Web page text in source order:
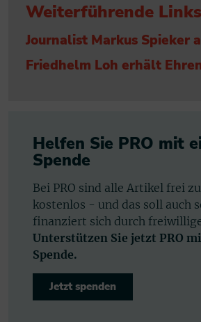
Weiterführende Links
Journalist Markus Spieker
Friedhelm Loh erhält
Helfen Sie PRO mit
Spende
Bei PRO sind alle Artikel frei
kostenlos - und das soll auch
finanziert sich durch
Unterstützen Sie jetzt PRO
Spende.
Jetzt spenden